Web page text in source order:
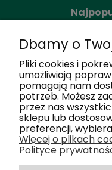
Dbamy o
Pliki cookies i
umożliwiają
pomagają nam
potrzeb. Możesz
przez nas
sklepu lub
preferencji,
Więcej o plikach
Polityce